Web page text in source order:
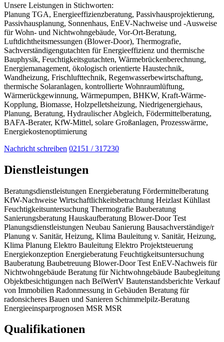
Unsere Leistungen in Stichworten:
Planung TGA, Energieeffizienzberatung, Passivhausprojektierung,
Passivhausplanung, Sonnenhaus, EnEV-Nachweise und -Ausweise
für Wohn- und Nichtwohngebäude, Vor-Ort-Beratung,
Luftdichtheitsmessungen (Blower-Door), Thermografie,
Sachverständigengutachten für Energieeffizienz und thermische
Bauphysik, Feuchtigkeitsgutachten, Wärmebrückenberechnung,
Energiemanagement, ökologisch orientierte Haustechnik,
Wandheizung, Frischlufttechnik, Regenwasserbewirtschaftung,
thermische Solaranlagen, kontrollierte Wohnraumlüftung,
Wärmerückgewinnung, Wärmepumpen, BHKW, Kraft-Wärme-
Kopplung, Biomasse, Holzpelletsheizung, Niedrigenergiehaus,
Planung, Beratung, Hydraulischer Abgleich, Födermittelberatung,
BAFA-Berater, KfW-Mittel, solare Großanlagen, Prozesswärme,
Energiekostenoptimierung
Nachricht schreiben 02151 / 317230
Dienstleistungen
Beratungsdienstleistungen Energieberatung Fördermittelberatung
KfW-Nachweise Wirtschaftlichkeitsbetrachtung Heizlast Kühllast
Feuchtigkeitsuntersuchung Thermografie Bauberatung
Sanierungsberatung Hauskaufberatung Blower-Door Test
Planungsdienstleistungen Neubau Sanierung Bausachverständige/r
Planung v. Sanitär, Heizung, Klima Bauleitung v. Sanitär, Heizung,
Klima Planung Elektro Bauleitung Elektro Projektsteuerung
Energiekonzeption Energieberatung Feuchtigkeitsuntersuchung
Bauberatung Baubetreuung Blower-Door Test EnEV-Nachweis für
Nichtwohngebäude Beratung für Nichtwohngebäude Baubegleitung
Objektbesichtigungen nach BelWertV Bautenstandsberichte Verkauf
von Immobilien Radonmessung in Gebäuden Beratung für
radonsicheres Bauen und Sanieren Schimmelpilz-Beratung
Energieeinsparprognosen MSR MSR
Qualifikationen